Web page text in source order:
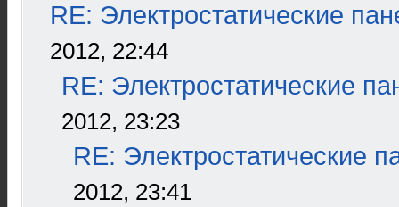
RE: Электростатические
2012, 22:44
RE: Электростатические
2012, 23:23
RE: Электростатические
2012, 23:41